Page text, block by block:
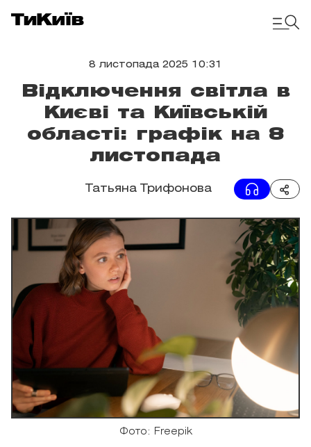
8 листопада 2025 10:31
Відключення світла в
Києві та Київській
області: графік на 8
листопада
Татьяна Трифонова
Фото: Freepik